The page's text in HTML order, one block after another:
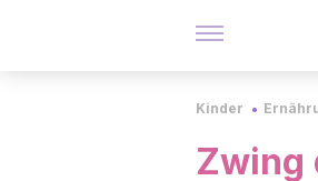
Kinder
Zwing